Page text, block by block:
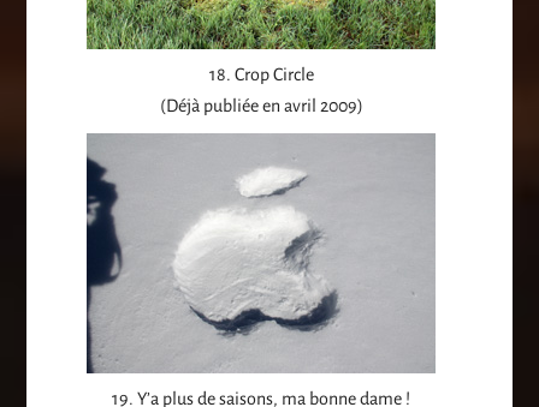
18. Crop Circle
(Déjà publiée en avril 2009)
19. Y’a plus de saisons, ma bonne dame !